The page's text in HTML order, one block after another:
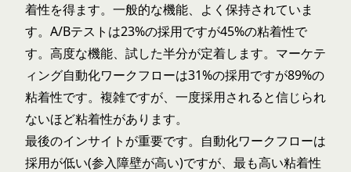
着性を得ます。一般的な機能、よく保持されていま
す。A/Bテストは23%の採用ですが45%の粘着性で
す。高度な機能、試した半分が定着します。マーケテ
ィング自動化ワークフローは31%の採用ですが89%の
粘着性です。複雑ですが、一度採用されると信じられ
ないほど粘着性があります。
最後のインサイトが重要です。自動化ワークフローは
採用が低い(参入障壁が高い)ですが、最も高い粘着性